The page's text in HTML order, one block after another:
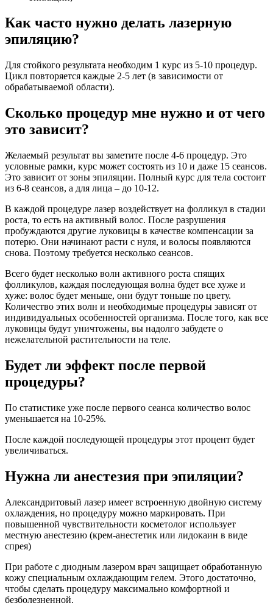
Как часто нужно делать лазерную
эпиляцию?
Для стойкого результата необходим 1 курс из 5-10 процедур.
Цикл повторяется каждые 2-5 лет (в зависимости от
обрабатываемой области).
Сколько процедур мне нужно и от чего
это зависит?
Желаемый результат вы заметите после 4-6 процедур. Это
условные рамки, курс может состоять из 10 и даже 15 сеансов.
Это зависит от зоны эпиляции. Полный курс для тела состоит
из 6-8 сеансов, а для лица – до 10-12.
В каждой процедуре лазер воздействует на фолликул в стадии
роста, то есть на активный волос. После разрушения
пробуждаются другие луковицы в качестве компенсации за
потерю. Они начинают расти с нуля, и волосы появляются
снова. Поэтому требуется несколько сеансов.
Всего будет несколько волн активного роста спящих
фолликулов, каждая последующая волна будет все хуже и
хуже: волос будет меньше, они будут тоньше по цвету.
Количество этих волн и необходимые процедуры зависят от
индивидуальных особенностей организма. После того, как все
луковицы будут уничтожены, вы надолго забудете о
нежелательной растительности на теле.
Будет ли эффект после первой
процедуры?
По статистике уже после первого сеанса количество волос
уменьшается на 10-25%.
После каждой последующей процедуры этот процент будет
увеличиваться.
Нужна ли анестезия при эпиляции?
Александритовый лазер имеет встроенную двойную систему
охлаждения, но процедуру можно маркировать. При
повышенной чувствительности косметолог использует
местную анестезию (крем-анестетик или лидокаин в виде
спрея)
При работе с диодным лазером врач защищает обработанную
кожу специальным охлаждающим гелем. Этого достаточно,
чтобы сделать процедуру максимально комфортной и
безболезненной.